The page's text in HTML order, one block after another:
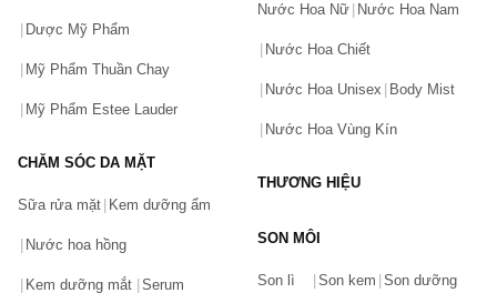
Chính bởi vậy mà Chiaki.vn trangmua sắm trực tuyến giá tốt
cam kết cung cấp các sản phẩm Brauer Úc chính hãng 100% và
các sản phẩm dành cho mẹ và bé giá tốt thị trường. Hỗ trợ tư
vấn miễn phí, giao hàng toàn quốc.
Bạn gặp vấn đề về sản phẩm hay mua hàng?
Hãy báo lỗi cho chúng tôi. Hoặc gọi cho chúng tôi qua số
Dược Mỹ Phẩm
Mỹ Phẩm Thuần Chay
Mỹ Phẩm Estee Lauder
CHĂM SÓC DA MẶT
Sữa rửa mặt Kem dưỡng ẩm
Nước hoa hồng
Kem dưỡng mắt Serum
Nước Hoa Nữ Nước Hoa Nam
Nước Hoa Chiết
Nước Hoa Unisex Body Mist
Nước Hoa Vùng Kín
THƯƠNG HIỆU
SON MÔI
Son lì Son kem Son dưỡng